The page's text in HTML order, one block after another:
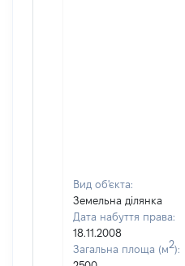
Вид об'єкта:
Земельна ділянка
Дата набуття права:
18.11.2008
Загальна площа (м2):